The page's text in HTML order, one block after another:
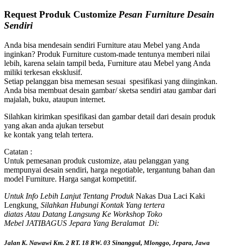
Request Produk Customize Pesan Furniture Desain
Sendiri
Anda bisa mendesain sendiri Furniture atau Mebel yang Anda
inginkan? Produk Furniture custom-made tentunya memberi nilai
lebih, karena selain tampil beda, Furniture atau Mebel yang Anda
miliki terkesan eksklusif.
Setiap pelanggan bisa memesan sesuai spesifikasi yang diinginkan.
Anda bisa membuat desain gambar/ sketsa sendiri atau gambar dari
majalah, buku, ataupun internet.
Silahkan kirimkan spesifikasi dan gambar detail dari desain produk
yang akan anda ajukan tersebut
ke kontak yang telah tertera.
Catatan :
Untuk pemesanan produk customize, atau pelanggan yang
mempunyai desain sendiri, harga negotiable, tergantung bahan dan
model Furniture. Harga sangat kompetitif.
Untuk Info Lebih Lanjut Tentang ProdukNakas Dua Laci Kaki
Lengkung , Silahkan Hubungi Kontak Yang tertera
diatas Atau Datang Langsung Ke Workshop Toko
Mebel JATIBAGUS Jepara Yang Beralamat Di:
Jalan K. Nawawi Km. 2 RT. 18 RW. 03 Sinanggul, Mlonggo, Jepara, Jawa